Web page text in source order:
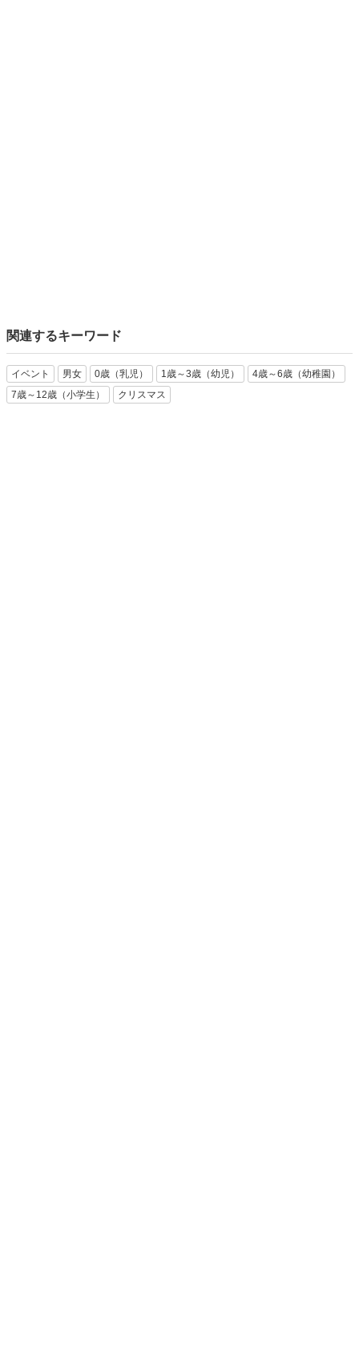
関連するキーワード
イベント 男女 0歳（乳児） 1歳～3歳（幼児）
4歳～6歳（幼稚園）
7歳～12歳（小学生）
クリスマス